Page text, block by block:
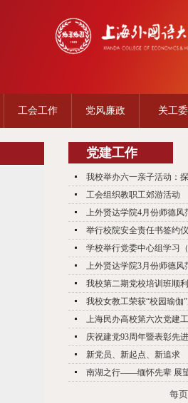
工会工作 党风廉政 关工委
党建工作
我校举办六一亲子活动：
工会组织教职工郊游活动
上外贤达学院4月份师德风
举行校院安全责任书签约
学校举行党委中心组学习
上外贤达学院3月份师德风
我校第二期党校培训班顺
我校女教工荣获“校园瑜伽
上海民办高校第六次党建
庆祝建党93周年暨表彰先
新党员、新起点、新追求
南湖之行——缅怀先辈 展
每